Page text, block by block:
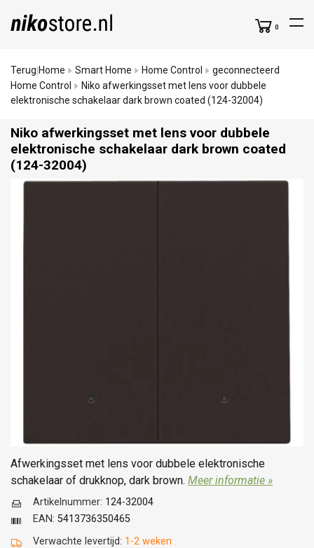
0
Terug Home Smart Home Home Control
geconnecteerd
Home Control
Niko afwerkingsset met lens voor dubbele
elektronische schakelaar dark brown coated (124-32004)
Niko afwerkingsset met lens voor dubbele
elektronische schakelaar dark brown coated
(124-32004)
Afwerkingsset met lens voor dubbele elektronische
schakelaar of drukknop, dark brown. Meer informatie »
Verwachte levertijd: 1-2 weken
Artikelnummer: 124-32004
EAN: 5413736350465